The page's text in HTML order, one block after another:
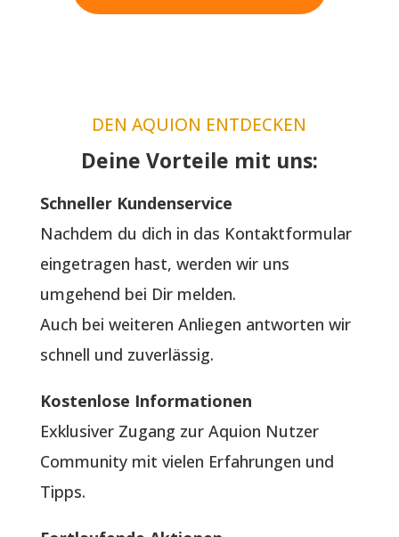
DEN AQUION ENTDECKEN
Deine Vorteile mit uns:
Schneller Kundenservice
Nachdem du dich in das Kontaktformular
eingetragen hast, werden wir uns
umgehend bei Dir melden.
Auch bei weiteren Anliegen antworten wir
schnell und zuverlässig.
Kostenlose Informationen
Exklusiver Zugang zur Aquion Nutzer
Community mit vielen Erfahrungen und
Tipps.